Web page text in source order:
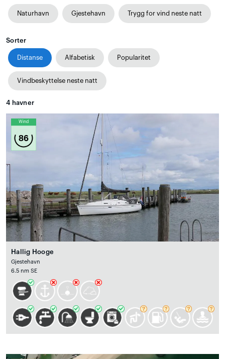
Naturhavn Gjestehavn Trygg for vind neste natt
Sorter
Distanse Alfabetisk Popularitet
Vindbeskyttelse neste natt
4 havner
Wind
86
Hallig Hooge
Gjestehavn
6.5 nm SE